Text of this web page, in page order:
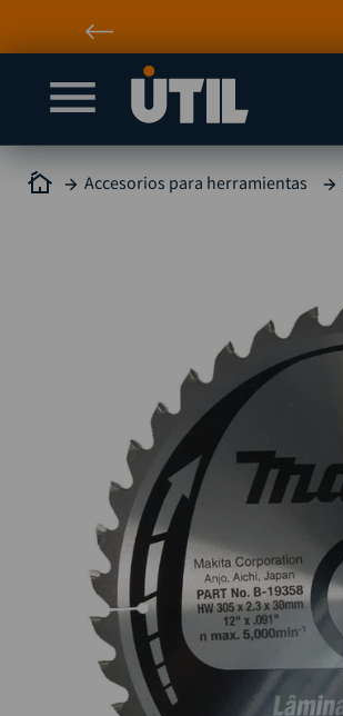
Accesorios para herramientas